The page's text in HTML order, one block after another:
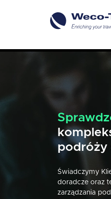
podróży
Świadczymy
doradcze oraz
zarządzania
Naszej
jeden
Każdego dnia
zaplanowana w
przyjazna i